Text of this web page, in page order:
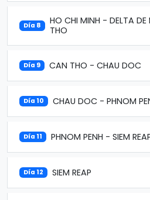
Día 8
HO CHI MINH - DELTA
THO
Día 9 CAN THO - CHAU DOC
Día 10 CHAU DOC - PHNOM
Día 11 PHNOM PENH - SIEM
Día 12 SIEM REAP